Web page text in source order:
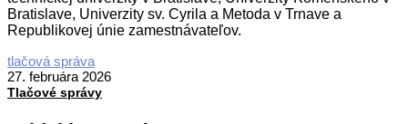
Bratislave, Univerzity sv. Cyrila a Metoda v Trnave a
Republikovej únie zamestnávateľov.
2026-
02-
27
tlačová správa
27. februára 2026
Tlačové správy